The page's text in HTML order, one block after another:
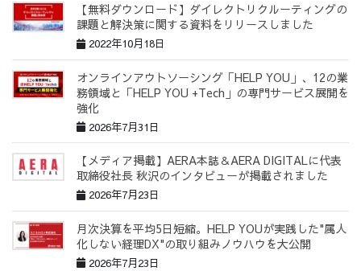
【無料ダウンロード】ダイレクトリクルーティングの
課題と解決策に関する資料をリリースしました
2022年10月18日
オンラインアウトソーシング「HELP YOU」、12の業
務領域と「HELP YOU +Tech」の専門サービス展開を
強化
2026年7月31日
【メディア掲載】AERA本誌＆AERA DIGITALに代表
取締役社長 秋沢のインタビューが掲載されました
2026年7月23日
月次決算を平均5日短縮。HELP YOUが実践した"属人
化しない経理DX"の取り組みノウハウを大公開
2026年7月23日